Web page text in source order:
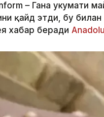
– Гана ҳукумати
қайд этди, бу
хабар беради Аnadolu